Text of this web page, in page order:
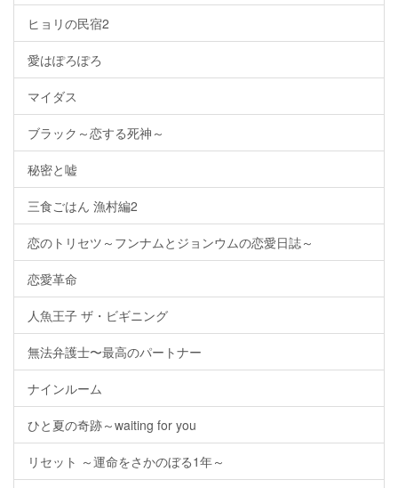
ヒョリの民宿2
愛はぽろぽろ
マイダス
ブラック～恋する死神～
秘密と嘘
三食ごはん 漁村編2
恋のトリセツ～フンナムとジョンウムの恋愛日誌～
恋愛革命
人魚王子 ザ・ビギニング
無法弁護士〜最高のパートナー
ナインルーム
ひと夏の奇跡～waiting for you
リセット ～運命をさかのぼる1年～